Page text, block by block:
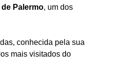
Palermo, um dos
conhecida pela sua
mais visitados do